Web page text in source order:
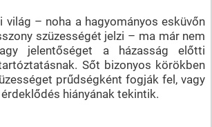
világ – noha a hagyományos esküvőn
szüzességét jelzi – ma már nem
jelentőséget a házasság előtti
Sőt bizonyos körökben
prűdségként fogják fel, vagy
hiányának tekintik.